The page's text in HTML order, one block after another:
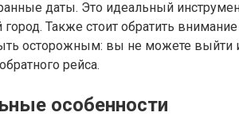
даты. Это идеальный
Также стоит обратить
осторожным: вы не можете выйти
рейса.
особенности